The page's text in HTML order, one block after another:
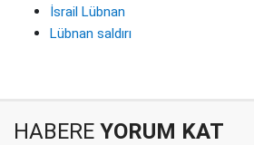
İsrail Lübnan
Lübnan saldırı
HABERE YORUM KAT